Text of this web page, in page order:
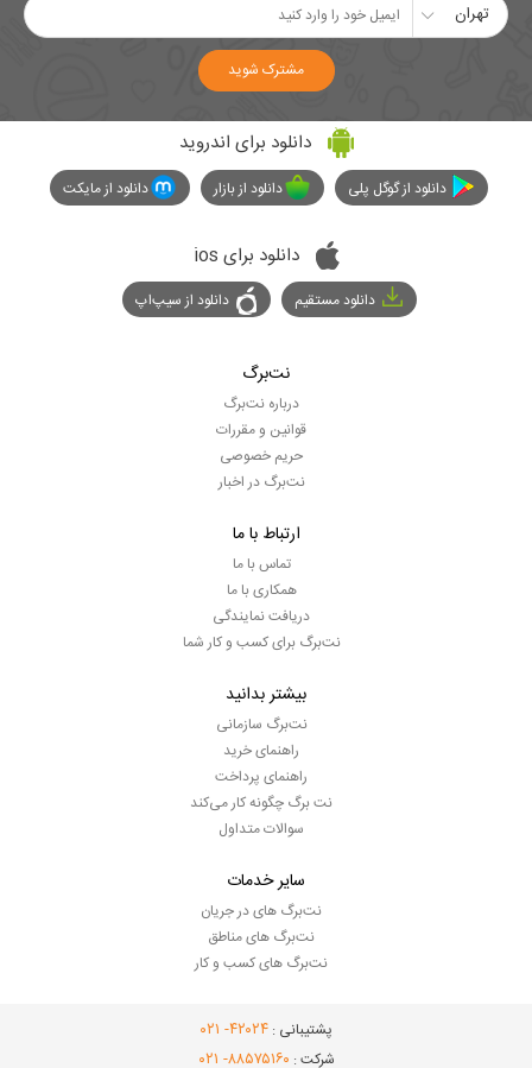
تهران
مشترک شوید
دانلود برای اندروید
دانلود از گوگل پلی دانلود از بازار دانلود از مایکت
دانلود برای ios
دانلود مستقیم دانلود از سیپ‌اپ
نت‌برگ
درباره نت‌برگ
قوانین و مقررات
حریم خصوصی
نت‌برگ در اخبار
ارتباط با ما
تماس با ما
همکاری با ما
دریافت نمایندگی
نت‌برگ برای کسب و کار شما
بیشتر بدانید
نت‌برگ سازمانی
راهنمای خرید
راهنمای پرداخت
نت برگ چگونه کار می‌کند
سوالات متداول
سایر خدمات
نت‌برگ های در جریان
نت‌برگ های مناطق
نت‌برگ های کسب و کار
پشتیبانی : ۴۲۰۲۴- ۰۲۱
شرکت : ۸۸۵۷۵۱۶۰- ۰۲۱